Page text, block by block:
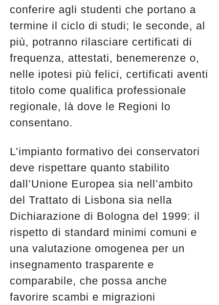
conferire agli studenti che portano a
termine il ciclo di studi; le seconde, al
più, potranno rilasciare certificati di
frequenza, attestati, benemerenze o,
nelle ipotesi più felici, certificati aventi
titolo come qualifica professionale
regionale, là dove le Regioni lo
consentano.
L’impianto formativo dei conservatori
deve rispettare quanto stabilito
dall’Unione Europea sia nell’ambito
del Trattato di Lisbona sia nella
Dichiarazione di Bologna del 1999: il
rispetto di standard minimi comuni e
una valutazione omogenea per un
insegnamento trasparente e
comparabile, che possa anche
favorire scambi e migrazioni